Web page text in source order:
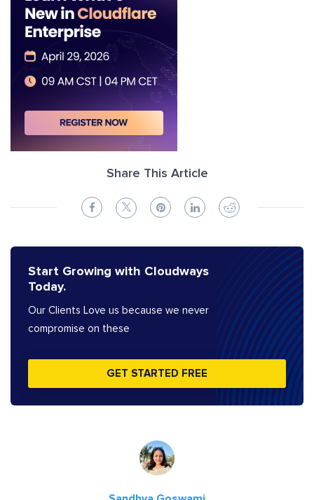
Share This Article
Start Growing with Cloudways
Today.
Our Clients Love us because we never
compromise on these
GET STARTED FREE